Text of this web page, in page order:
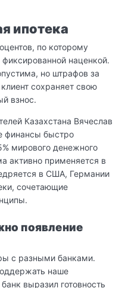
ипотека
по которому
наценкой.
но штрафов за
сохраняет свою
взнос.
Казахстана Вячеслав
финансы быстро
мирового денежного
активно применяется в
в США, Германии
сочетающие
появление
с разными банками.
наше
выразил готовность